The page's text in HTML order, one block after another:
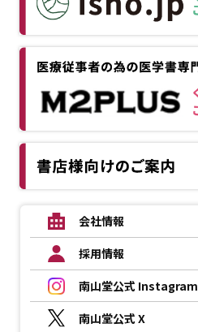
会社情報
採用情報
南山堂公式 Instagram
南山堂公式 X